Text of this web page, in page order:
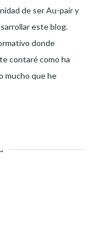
de ser Au-pair y
este blog.
donde
contaré como ha
mucho que he